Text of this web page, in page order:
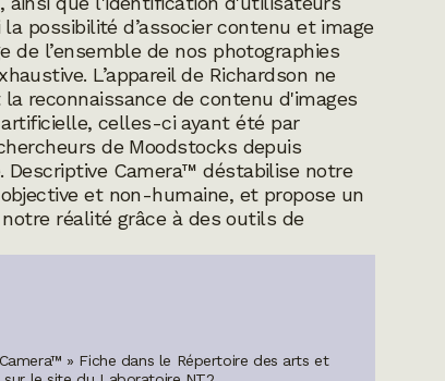
la possibilité d’associer contenu et image
de l’ensemble de nos photographies
L’appareil de Richardson ne
reconnaissance de contenu d'images
celles-ci ayant été par
de Moodstocks depuis
Descriptive Camera™ déstabilise notre
et non-humaine, et propose un
réalité grâce à des outils de
» Fiche dans le Répertoire des arts et